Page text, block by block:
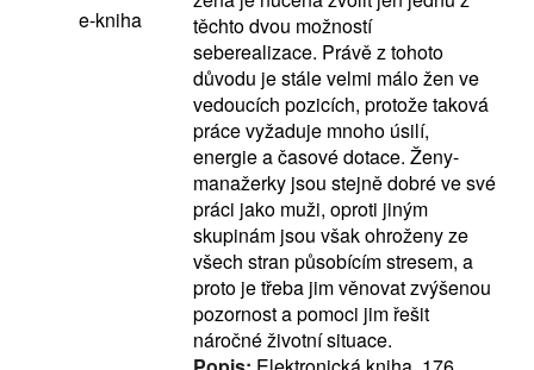
e-kniha
těchto dvou možností
seberealizace. Právě z tohoto
důvodu je stále velmi málo žen ve
vedoucích pozicích, protože taková
práce vyžaduje mnoho úsilí,
energie a časové dotace. Ženy-
manažerky jsou stejně dobré ve své
práci jako muži, oproti jiným
skupinám jsou však ohroženy ze
všech stran působícím stresem, a
proto je třeba jim věnovat zvýšenou
pozornost a pomoci jim řešit
náročné životní situace.